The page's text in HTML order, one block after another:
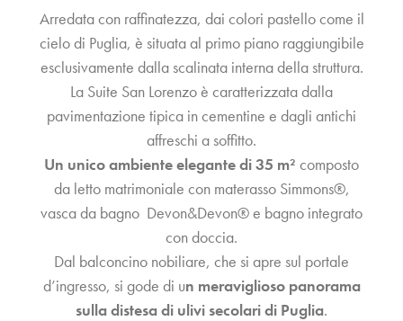
Arredata con raffinatezza, dai colori pastello come il
cielo di Puglia, è situata al primo piano raggiungibile
esclusivamente dalla scalinata interna della struttura.
La Suite San Lorenzo è caratterizzata dalla
pavimentazione tipica in cementine e dagli antichi
affreschi a soffitto.
Un unico ambiente elegante di 35 m² composto
da letto matrimoniale con materasso Simmons®,
vasca da bagno Devon&Devon® e bagno integrato
con doccia.
Dal balconcino nobiliare, che si apre sul portale
d’ingresso, si gode di un meraviglioso panorama
sulla distesa di ulivi secolari di Puglia.